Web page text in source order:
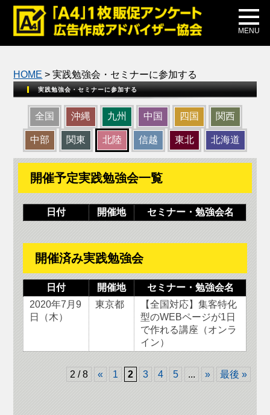
MENU
メディア掲載
公式ブログ
HOME > 実践勉強会・セミナーに参加する
実践勉強会・セミナーに参加する
全国 沖縄 九州 中国 四国 関西
中部 関東 北陸 信越 東北 北海道
開催予定実践勉強会一覧
日付 開催地 セミナー・勉強会名
開催済み実践勉強会
日付 開催地
セミナー・勉強会名
2020年7月9
日（木）
東京都
【全国対応】集客特化
型のWEBページが1日
で作れる講座（オンラ
イン）
2 / 8 « 1 2 3 4 5 ... » 最後 »